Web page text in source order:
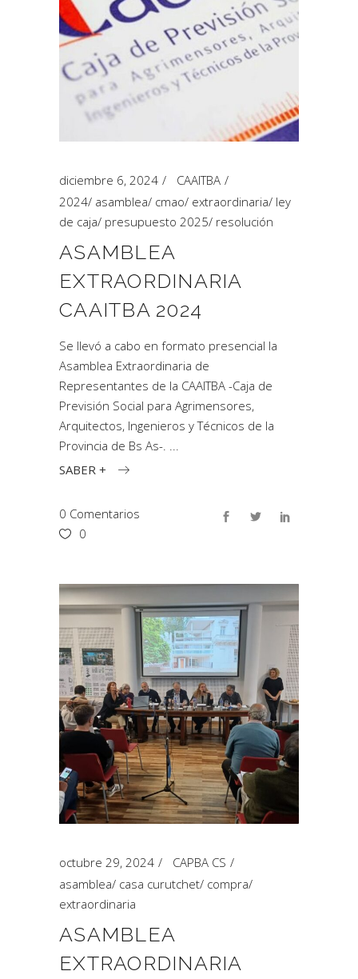
diciembre 6, 2024
CAAITBA
2024/ asamblea/ cmao/ extraordinaria/ ley
de caja/ presupuesto 2025/ resolución
ASAMBLEA
EXTRAORDINARIA
CAAITBA 2024
Se llevó a cabo en formato presencial la
Asamblea Extraordinaria de
Representantes de la CAAITBA -Caja de
Previsión Social para Agrimensores,
Arquitectos, Ingenieros y Técnicos de la
Provincia de Bs As-.
SABER +
0 Comentarios
0
octubre 29, 2024
CAPBA CS
asamblea/ casa curutchet/ compra/
extraordinaria
ASAMBLEA
EXTRAORDINARIA